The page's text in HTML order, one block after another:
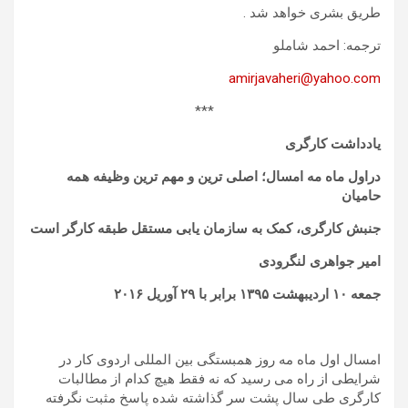
طریق بشری خواهد شد .
ترجمه: احمد شاملو
amirjavaheri@yahoo.com
***
یادداشت کارگری
در اول ماه مه امسال؛ اصلی ترین و مهم ترین وظیفه همه
حامیان
جنبش کارگری، کمک به سازمان یابی مستقل طبقه کارگر است
امیر جواهری لنگرودی
جمعه ۱۰ ارديبهشت ۱۳۹۵ برابر با ۲۹ آوريل ۲۰۱۶
امسال اول ماه مه روز همبستگی بین المللی اردوی کار در
شرایطی از راه می رسید که نه فقط هیچ کدام از مطالبات
کارگری طی سال پشت سر گذاشته شده پاسخ مثبت نگرفته